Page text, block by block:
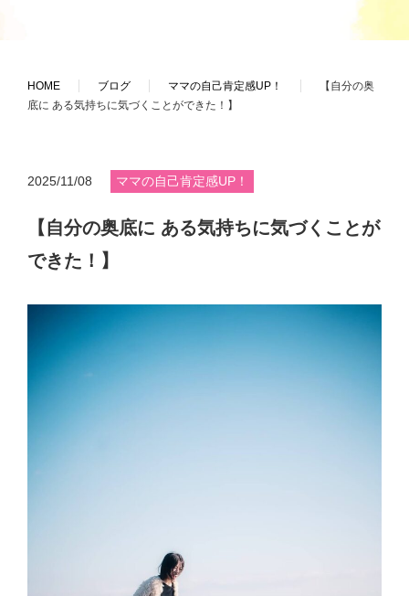
HOME ブログ ママの自己肯定感UP！
【自分の奥
底に ある気持ちに気づくことができた！】
2025/11/08 ママの自己肯定感UP！
【自分の奥底に ある気持ちに気づくことが
できた！】